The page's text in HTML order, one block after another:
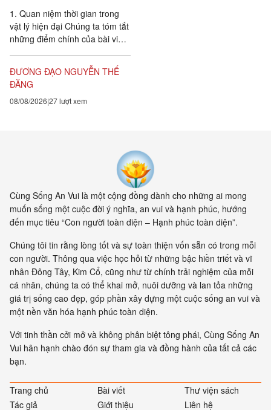
1. Quan niệm thời gian trong
vật lý hiện đại Chúng ta tóm tắt
những điểm chính của bài viết
ĐƯƠNG ĐẠO NGUYỄN THẾ
ĐĂNG
08/08/2026 27 lượt xem
Cùng Sống An Vui là một cộng đồng dành cho những ai mong
muốn sống một cuộc đời ý nghĩa, an vui và hạnh phúc, hướng
đến mục tiêu “Con người toàn diện – Hạnh phúc toàn diện”.
Chúng tôi tin rằng lòng tốt và sự toàn thiện vốn sẵn có trong mỗi
con người. Thông qua việc học hỏi từ những bậc hiền triết và vĩ
nhân Đông Tây, Kim Cổ, cũng như từ chính trải nghiệm của mỗi
cá nhân, chúng ta có thể khai mở, nuôi dưỡng và lan tỏa những
giá trị sống cao đẹp, góp phần xây dựng một cuộc sống an vui và
một nền văn hóa hạnh phúc toàn diện.
Với tinh thần cởi mở và không phân biệt tông phái, Cùng Sống An
Vui hân hạnh chào đón sự tham gia và đồng hành của tất cả các
bạn.
Trang chủ Bài viết
Thư viện sách
Tác giả
Giới thiệu Liên hệ